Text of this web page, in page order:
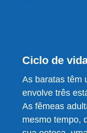
Ciclo de
As baratas têm
envolve três
As fêmeas
mesmo tempo,